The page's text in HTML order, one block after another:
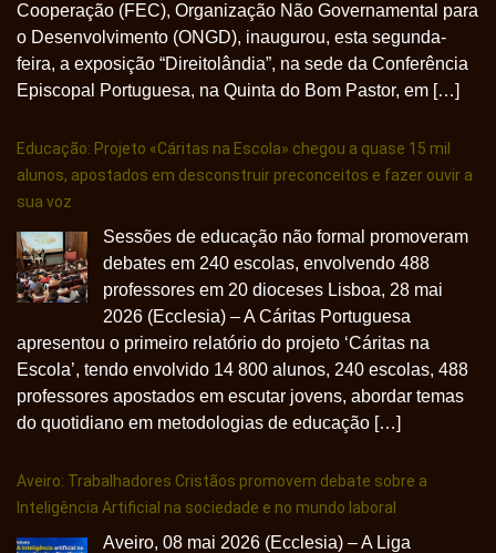
Cooperação (FEC), Organização Não Governamental para
o Desenvolvimento (ONGD), inaugurou, esta segunda-
feira, a exposição “Direitolândia”, na sede da Conferência
Episcopal Portuguesa, na Quinta do Bom Pastor, em […]
Educação: Projeto «Cáritas na Escola» chegou a quase 15 mil
alunos, apostados em desconstruir preconceitos e fazer ouvir a
sua voz
Sessões de educação não formal promoveram
debates em 240 escolas, envolvendo 488
professores em 20 dioceses Lisboa, 28 mai
2026 (Ecclesia) – A Cáritas Portuguesa
apresentou o primeiro relatório do projeto ‘Cáritas na
Escola’, tendo envolvido 14 800 alunos, 240 escolas, 488
professores apostados em escutar jovens, abordar temas
do quotidiano em metodologias de educação […]
Aveiro: Trabalhadores Cristãos promovem debate sobre a
Inteligência Artificial na sociedade e no mundo laboral
Aveiro, 08 mai 2026 (Ecclesia) – A Liga